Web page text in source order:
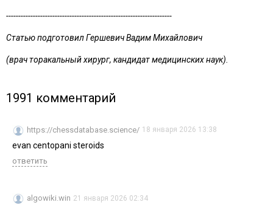
--------------------------------------------------------------------
Статью подготовил Гершевич Вадим Михайлович
(врач торакальный хирург, кандидат медицинских наук).
1991 комментарий
https://chessdatabase.science/ 18 января 2026 13:38
evan centopani steroids
ответить
algowiki.win 21 января 2026 02:34